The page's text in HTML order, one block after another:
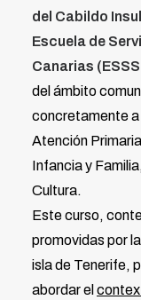
del Cabildo
Escuela de
Canarias
del ámbito
concretamente a
Atención
Infancia y
Cultura.
Este curso,
promovidas por
isla de Tenerife,
abordar el